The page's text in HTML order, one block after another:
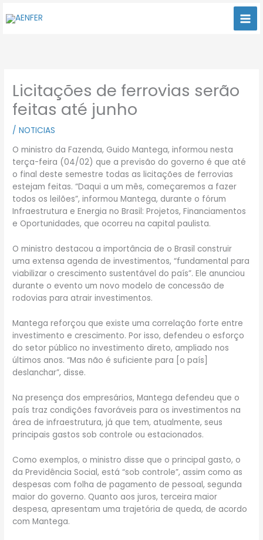
para
Licitações de ferrovias serão
feitas até junho
/NOTICIAS
O ministro da Fazenda, Guido Mantega, informou nesta
terça-feira (04/02) que a previsão do governo é que até
o final deste semestre todas as licitações de ferrovias
estejam feitas. “Daqui a um mês, começaremos a fazer
todos os leilões”, informou Mantega, durante o fórum
Infraestrutura e Energia no Brasil: Projetos, Financiamentos
e Oportunidades, que ocorreu na capital paulista.
O ministro destacou a importância de o Brasil construir
uma extensa agenda de investimentos, “fundamental para
viabilizar o crescimento sustentável do país”. Ele anunciou
durante o evento um novo modelo de concessão de
rodovias para atrair investimentos.
Mantega reforçou que existe uma correlação forte entre
investimento e crescimento. Por isso, defendeu o esforço
do setor público no investimento direto, ampliado nos
últimos anos. “Mas não é suficiente para [o país]
deslanchar”, disse.
Na presença dos empresários, Mantega defendeu que o
país traz condições favoráveis para os investimentos na
área de infraestrutura, já que tem, atualmente, seus
principais gastos sob controle ou estacionados.
Como exemplos, o ministro disse que o principal gasto, o
da Previdência Social, está “sob controle”, assim como as
despesas com folha de pagamento de pessoal, segunda
maior do governo. Quanto aos juros, terceira maior
despesa, apresentam uma trajetória de queda, de acordo
com Mantega.